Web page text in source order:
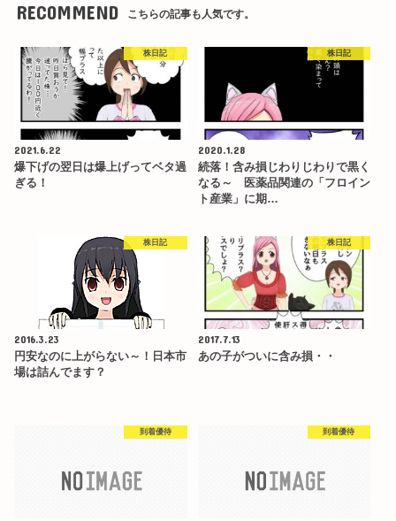
RECOMMEND こちらの記事も人気です。
株日記
2021.6.22
爆下げの翌日は爆上げってベタ過
ぎる！
株日記
2020.1.28
続落！含み損じわりじわりで黒く
なる～ 医薬品関連の「フロイン
ト産業」に期…
株日記
2016.3.23
円安なのに上がらない～！日本市
場は詰んでます？
株日記
2017.7.13
あの子がついに含み損・・
到着優待 到着優待